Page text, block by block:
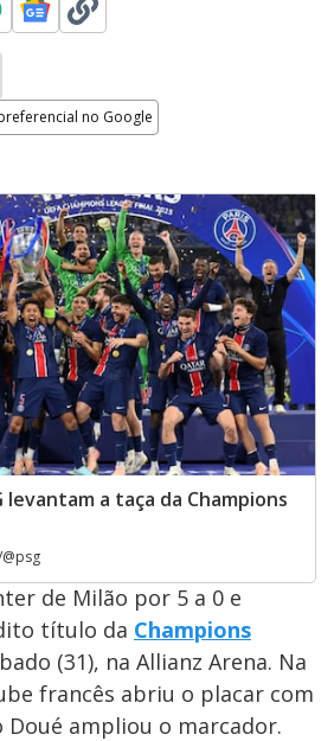
no Google
levantam a taça da Champions
de Milão por 5 a 0 e
título da Champions
(31), na Allianz Arena. Na
francês abriu o placar com
Doué ampliou o marcador.